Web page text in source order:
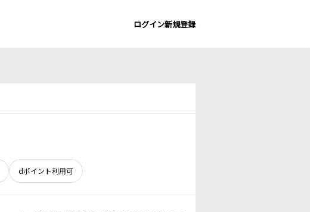
ログイン新規登録
dポイント利用可